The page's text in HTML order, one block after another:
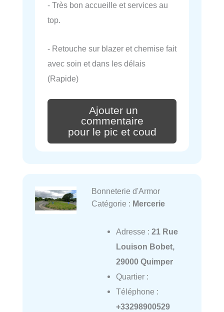
- Très bon accueille et services au
top.
- Retouche sur blazer et chemise fait
avec soin et dans les délais
(Rapide)
Ajouter un
commentaire
pour le pic et coud
Bonneterie d'Armor
Catégorie : Mercerie
Adresse : 21 Rue
Louison Bobet,
29000 Quimper
Quartier :
Téléphone :
+33298900529